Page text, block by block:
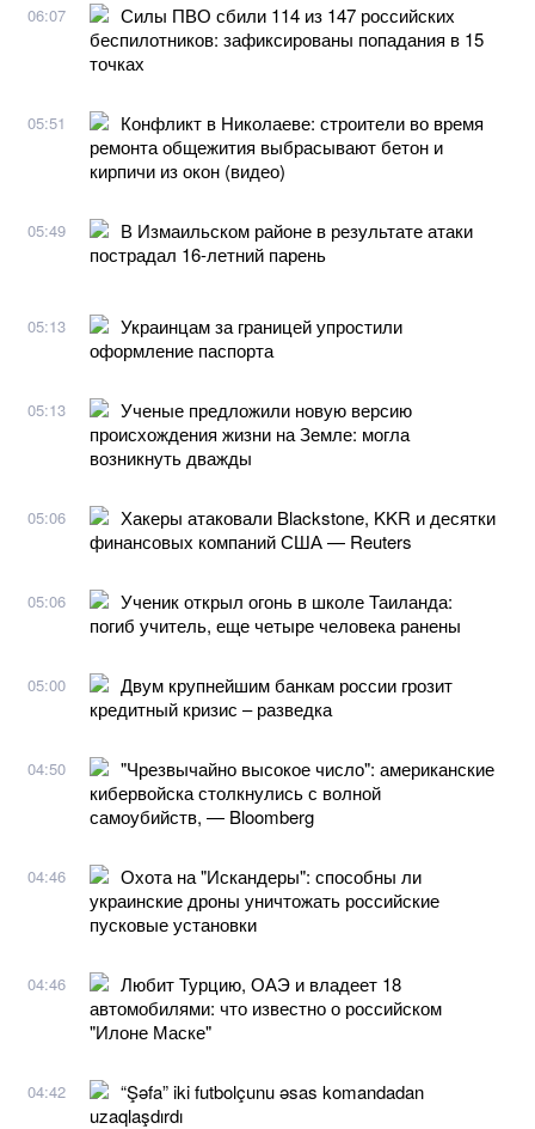
06:07
Силы ПВО сбили 114 из 147 российских
беспилотников: зафиксированы попадания в 15
точках
05:51
Конфликт в Николаеве: строители во время
ремонта общежития выбрасывают бетон и
кирпичи из окон (видео)
05:49
В Измаильском районе в результате атаки
пострадал 16-летний парень
05:13
Украинцам за границей упростили
оформление паспорта
05:13
Ученые предложили новую версию
происхождения жизни на Земле: могла
возникнуть дважды
05:06
Хакеры атаковали Blackstone, KKR и десятки
финансовых компаний США — Reuters
05:06
Ученик открыл огонь в школе Таиланда:
погиб учитель, еще четыре человека ранены
05:00
Двум крупнейшим банкам россии грозит
кредитный кризис – разведка
04:50
"Чрезвычайно высокое число": американские
кибервойска столкнулись с волной
самоубийств, — Bloomberg
04:46
Охота на "Искандеры": способны ли
украинские дроны уничтожать российские
пусковые установки
04:46
Любит Турцию, ОАЭ и владеет 18
автомобилями: что известно о российском
"Илоне Маске"
04:42
“Şəfa” iki futbolçunu əsas komandadan
uzaqlaşdırdı